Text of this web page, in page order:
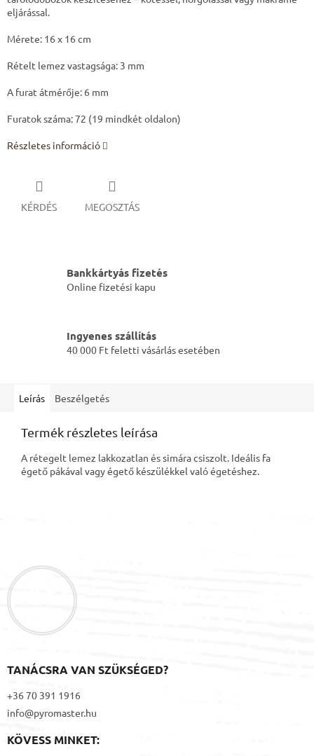
eljárással.
Mérete: 16 x 16 cm
Rételt lemez vastagsága: 3 mm
A furat átmérője: 6 mm
Furatok száma: 72 (19 mindkét oldalon)
Részletes információ
KÉRDÉS MEGOSZTÁS
Bankkártyás fizetés
Online fizetési kapu
Ingyenes szállítás
40 000 Ft feletti vásárlás esetében
Leírás Beszélgetés
Termék részletes leírása
A rétegelt lemez lakkozatlan és simára csiszolt. Ideális fa
égető pákával vagy égető készülékkel való égetéshez.
TANÁCSRA VAN SZÜKSÉGED?
+36 70 391 1916
info@pyromaster.hu
KÖVESS MINKET: